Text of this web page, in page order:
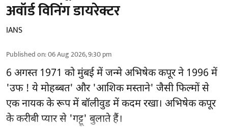
अवॉर्ड विनिंग डायरेक्टर
IANS
Published on:06 Aug 2026, 9:30 pm
6 अगस्त 1971 को मुंबई में जन्मे अभिषेक कपूर ने 1996 में
'उफ ! ये मोहब्बत' और 'आशिक मस्ताने' जैसी फिल्मों से
एक नायक के रूप मेंबॉलीवुडमें कदम रखा। अभिषेक कपूर
के करीबी प्यार से 'गट्टू' बुलाते हैं।